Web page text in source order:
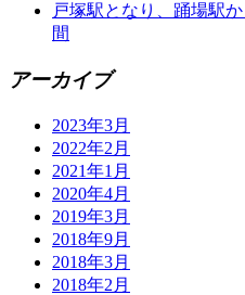
戸塚駅となり、踊場駅
間
アーカイブ
2023年3月
2022年2月
2021年1月
2020年4月
2019年3月
2018年9月
2018年3月
2018年2月